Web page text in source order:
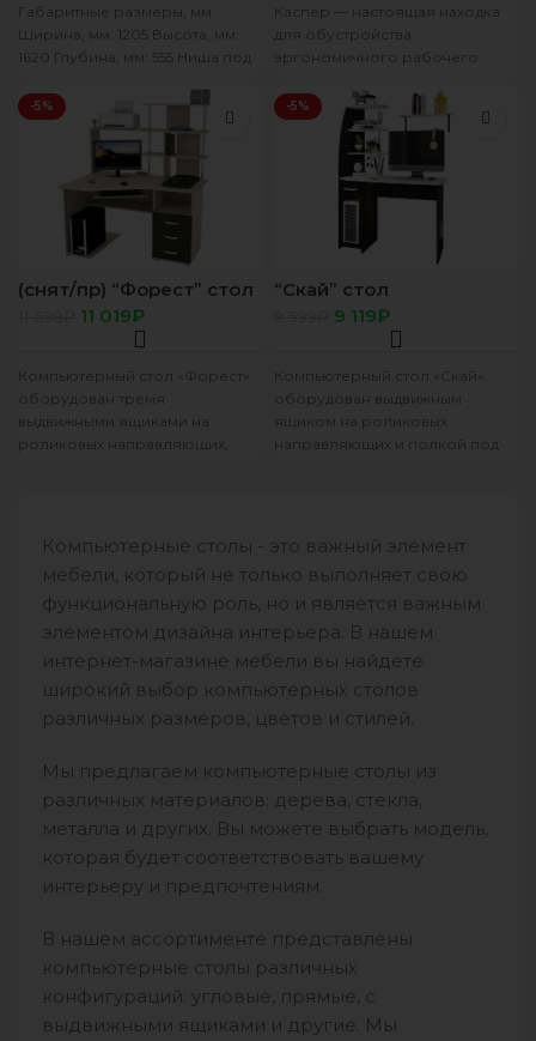
Габаритные размеры, мм
Ширина, мм: 1205 Высота, мм:
1620 Глубина, мм: 555 Ниша под
Каспер — настоящая находка
для обустройства
эргономичного рабочего
площади. Это отличное
решение не только
-5%
(снят/пр) “Форест” стол
компьютерный венге/
лоредо11 019₽
Компьютерный стол «Форест»
оборудован тремя
выдвижными ящиками на
роликовых направляющих,
-5%
“Скай” стол
компьютерный венге/
лоредо9 119₽
Компьютерный стол «Скай»
оборудован выдвижным
ящиком на роликовых
направляющих и полкой под
Компьютерные столы - это важный элемент
мебели, который не только выполняет свою
функциональную роль, но и является важным
элементом дизайна интерьера. В нашем
интернет-магазине мебели вы найдете
широкий выбор компьютерных столов
различных размеров, цветов и стилей.
Мы предлагаем компьютерные столы из
различных материалов: дерева, стекла,
металла и других. Вы можете выбрать модель,
которая будет соответствовать вашему
интерьеру и предпочтениям.
В нашем ассортименте представлены
компьютерные столы различных
конфигураций: угловые, прямые, с
выдвижными ящиками и другие. Мы